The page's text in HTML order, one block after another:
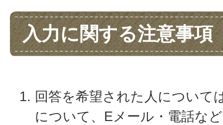
入力に関する注意事項
回答を希望された人について
について、Eメール・電話な